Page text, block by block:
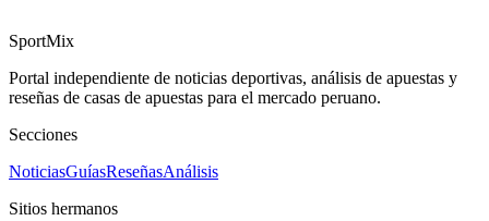
SportMix
Portal independiente de noticias deportivas, análisis de apuestas y
reseñas de casas de apuestas para el mercado peruano.
Secciones
NoticiasGuíasReseñasAnálisis
Sitios hermanos